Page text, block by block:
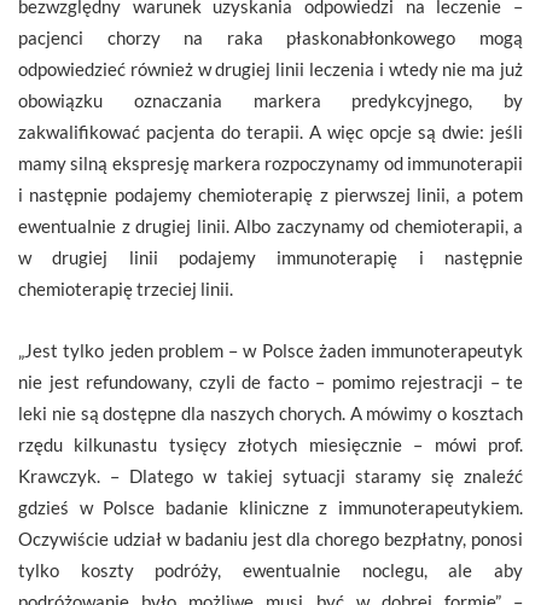
bezwzględny warunek uzyskania odpowiedzi na leczenie –
pacjenci chorzy na raka płaskonabłonkowego mogą
odpowiedzieć również w drugiej linii leczenia i wtedy nie ma już
obowiązku oznaczania markera predykcyjnego, by
zakwalifikować pacjenta do terapii. A więc opcje są dwie: jeśli
mamy silną ekspresję markera rozpoczynamy od immunoterapii
i następnie podajemy chemioterapię z pierwszej linii, a potem
ewentualnie z drugiej linii. Albo zaczynamy od chemioterapii, a
w drugiej linii podajemy immunoterapię i następnie
chemioterapię trzeciej linii.
„Jest tylko jeden problem – w Polsce żaden immunoterapeutyk
nie jest refundowany, czyli de facto – pomimo rejestracji – te
leki nie są dostępne dla naszych chorych. A mówimy o kosztach
rzędu kilkunastu tysięcy złotych miesięcznie – mówi prof.
Krawczyk. – Dlatego w takiej sytuacji staramy się znaleźć
gdzieś w Polsce badanie kliniczne z immunoterapeutykiem.
Oczywiście udział w badaniu jest dla chorego bezpłatny, ponosi
tylko koszty podróży, ewentualnie noclegu, ale aby